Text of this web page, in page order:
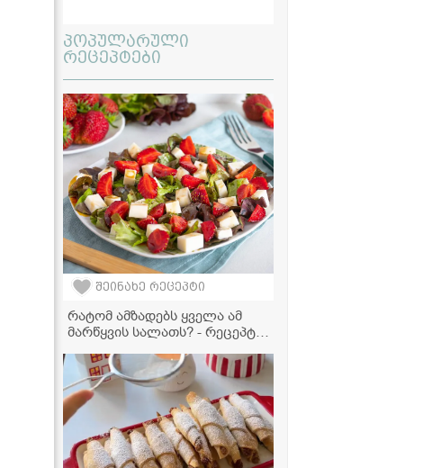
პოპულარული
რეცეპტები
შეინახე რეცეპტი
რატომ ამზადებს ყველა ამ
მარწყვის სალათს? - რეცეპტი,
სცადოთ!